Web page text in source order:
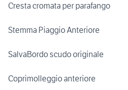
Cresta cromata per parafango
Stemma Piaggio Anteriore
SalvaBordo scudo originale
Coprimolleggio anteriore